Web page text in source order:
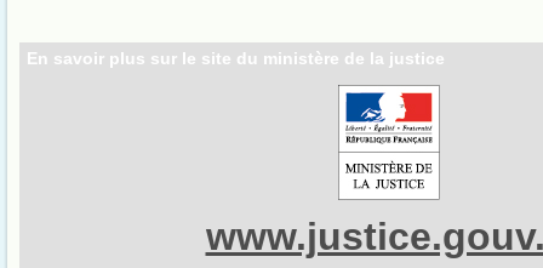
En savoir plus sur le site du ministère de la justice